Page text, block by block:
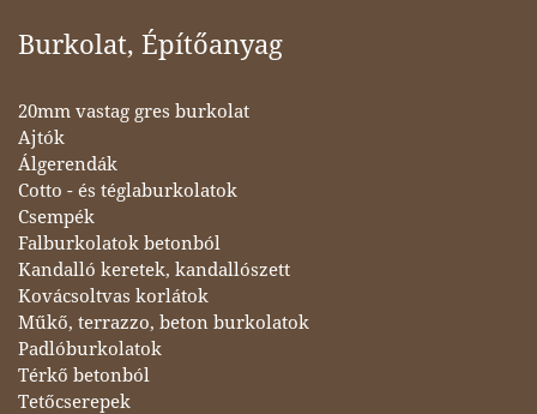
Burkolat, Építőanyag
20mm vastag gres burkolat
Ajtók
Álgerendák
Cotto - és téglaburkolatok
Csempék
Falburkolatok betonból
Kandalló keretek, kandallószett
Kovácsoltvas korlátok
Műkő, terrazzo, beton burkolatok
Padlóburkolatok
Térkő betonból
Tetőcserepek